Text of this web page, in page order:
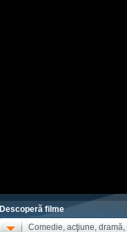
Descoperă filme
Comedie, acţiune, dramă,